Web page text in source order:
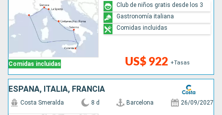
Comidas incluidas US$ 922 +Tasas
Club de niños gratis desde los 3
Gastronomía italiana
Comidas incluidas
ESPAÑA, ITALIA, FRANCIA
Costa Smeralda 8 d Barcelona 26/09/2027